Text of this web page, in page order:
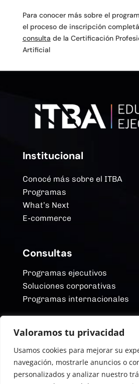
Valoramos tu privacidad
Usamos cookies para mejorar su
navegación, mostrarle anuncios o
personalizados y analizar nuestro
Para conocer más sobre el
el proceso de inscripción
consulta de la Certificación
Artificial
Institucional
Conocé más sobre el ITBA
Programas
What’s Next
E-commerce
Consultas
Programas ejecutivos
Soluciones corporativas
Programas internacionales
Redes Sociales
YouTube
Linkedin
Instagram